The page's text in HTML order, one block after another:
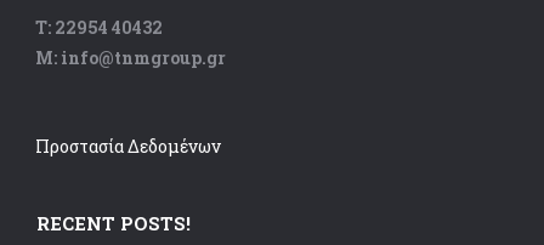
Τ: 22954 40432
Μ: info@tnmgroup.gr
Προστασία Δεδομένων
RECENT POSTS!